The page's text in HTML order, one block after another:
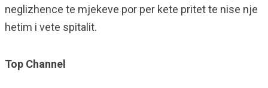
neglizhence te mjekeve por per kete pritet te nise nje
hetim i vete spitalit.
Top Channel